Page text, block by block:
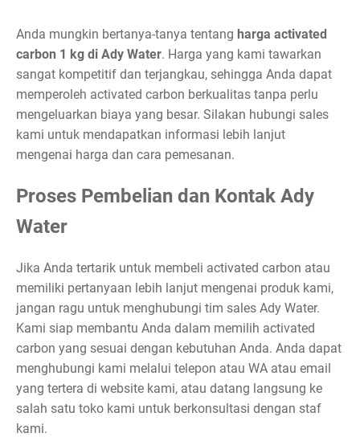
Anda mungkin bertanya-tanya tentang harga activated
carbon 1 kg di Ady Water. Harga yang kami tawarkan
sangat kompetitif dan terjangkau, sehingga Anda dapat
memperoleh activated carbon berkualitas tanpa perlu
mengeluarkan biaya yang besar. Silakan hubungi sales
kami untuk mendapatkan informasi lebih lanjut
mengenai harga dan cara pemesanan.
Proses Pembelian dan Kontak Ady
Water
Jika Anda tertarik untuk membeli activated carbon atau
memiliki pertanyaan lebih lanjut mengenai produk kami,
jangan ragu untuk menghubungi tim sales Ady Water.
Kami siap membantu Anda dalam memilih activated
carbon yang sesuai dengan kebutuhan Anda. Anda dapat
menghubungi kami melalui telepon atau WA atau email
yang tertera di website kami, atau datang langsung ke
salah satu toko kami untuk berkonsultasi dengan staf
kami.